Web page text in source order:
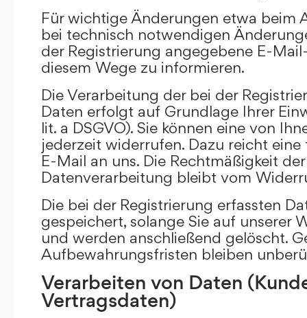
Für wichtige Änderungen etwa beim
bei technisch notwendigen
der Registrierung angegebene E-
diesem Wege zu informieren.
Die Verarbeitung der bei der
Daten erfolgt auf Grundlage Ihrer
lit. a DSGVO). Sie können eine von
jederzeit widerrufen. Dazu reicht
E-Mail an uns. Die Rechtmäßigkeit
Datenverarbeitung bleibt vom
Die bei der Registrierung erfassten
gespeichert, solange Sie auf unserer
und werden anschließend gelöscht.
Aufbewahrungsfristen bleiben
Verarbeiten von Daten
Vertragsdaten)